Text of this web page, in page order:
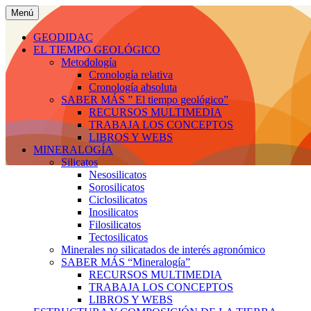
Saltar
al
contenido
Geodidac: Geología en
Geodidac: Geología en
Menú
GEODIDAC
EL TIEMPO GEOLÓGICO
Metodología
Cronología relativa
Cronología absoluta
SABER MÁS ” El tiempo geológico”
RECURSOS MULTIMEDIA
TRABAJA LOS CONCEPTOS
LIBROS Y WEBS
MINERALOGÍA
Silicatos
Nesosilicatos
Sorosilicatos
Ciclosilicatos
Inosilicatos
Filosilicatos
Tectosilicatos
Minerales no silicatados de interés agronómico
SABER MÁS “Mineralogía”
RECURSOS MULTIMEDIA
TRABAJA LOS CONCEPTOS
LIBROS Y WEBS